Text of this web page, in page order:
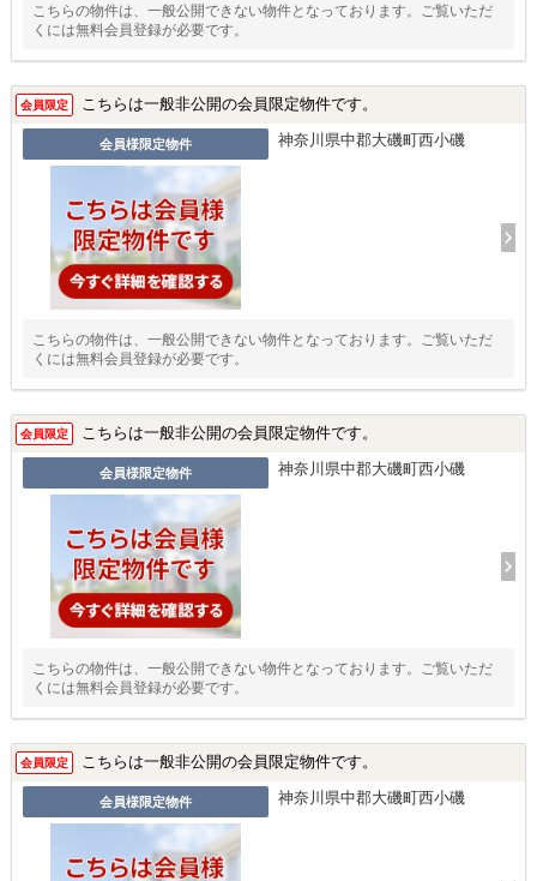
こちらの物件は、一般公開できない物件となっております。ご覧いただ
くには無料会員登録が必要です。
会員限定 こちらは一般非公開の会員限定物件です。
会員様限定物件 神奈川県中郡大磯町西小磯
こちらの物件は、一般公開できない物件となっております。ご覧いただ
くには無料会員登録が必要です。
会員限定 こちらは一般非公開の会員限定物件です。
会員様限定物件 神奈川県中郡大磯町西小磯
こちらの物件は、一般公開できない物件となっております。ご覧いただ
くには無料会員登録が必要です。
会員限定 こちらは一般非公開の会員限定物件です。
会員様限定物件 神奈川県中郡大磯町西小磯